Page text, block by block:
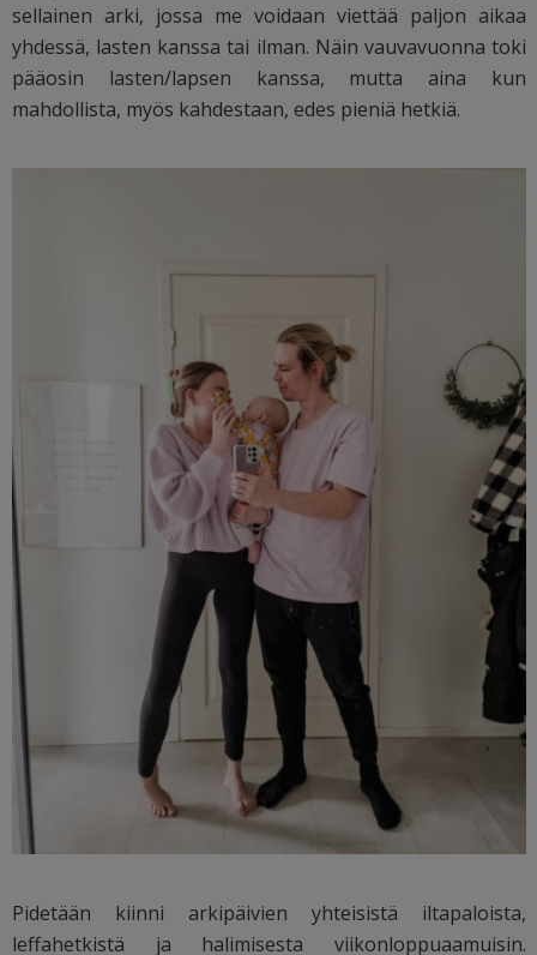
sellainen arki, jossa me voidaan viettää paljon aikaa
yhdessä, lasten kanssa tai ilman. Näin vauvavuonna toki
pääosin lasten/lapsen kanssa, mutta aina kun
mahdollista, myös kahdestaan, edes pieniä hetkiä.
Pidetään kiinni arkipäivien yhteisistä iltapaloista,
leffahetkistä ja halimisesta viikonloppuaamuisin.